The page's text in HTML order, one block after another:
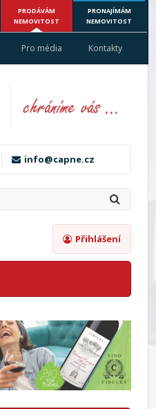
PRODÁVÁM
NEMOVITOST
PRONAJÍMÁM
NEMOVITOST
Pro média Kontakty
info@capne.cz
Přihlášení